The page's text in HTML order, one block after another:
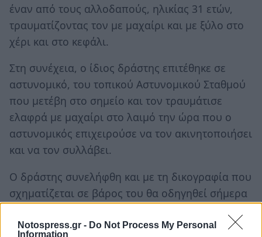
Notospress.gr - Do Not Process My Personal
Information
έναν από τους αλλοδαπούς, ηλικίας 31 ετών,
τραυματίζοντας τον με μαχαίρι και με ξύλο στο
χέρι και στο κεφάλι.
Στη συνέχεια, ο ίδιος δράστης επιτέθηκε σε
αστυνομικό, του τοπικού Αστυνομικού Σταθμού
που μετέβη στο σημείο και τον τραυμάτισε
ελαφρά με μαχαίρι στο λαιμό την ώρα που ο
αστυνομικός επιχειρούσε να τον ακινητοποιήσει
και να τον συλλάβει.
Ο δράστης συνελήφθη και με τη δικογραφία που
σχηματίζεται σε βάρος του θα οδηγηθεί σήμερα